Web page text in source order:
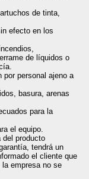
de tinta,
efecto en los
de líquidos o
por personal ajeno a
basura, arenas
para la
el equipo.
del producto
tendrá un
el cliente que
empresa no se